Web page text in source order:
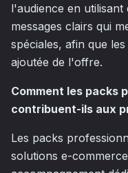
l'audience en
messages clairs qui
spéciales, afin que
ajoutée de l'offre.
Comment les packs
contribuent-ils aux
Les packs
solutions e-